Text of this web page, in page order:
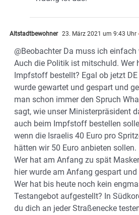
Altstadtbewohner 23. März 2021 um 9:43 Uhr
@Beobachter Da muss ich einfach
Auch die Politik ist mitschuld. Wer
Impfstoff bestellt? Egal ob jetzt DE
wurde gewartet und gespart und
man schon immer den Spruch
sagt, wie unser Ministerpräsident
auch beim Impfstoff bestellen
wenn die Israelis 40 Euro pro
hätten wir 50 Euro anbieten sollen.
Wer hat am Anfang zu spät
hier wurde am Anfang gespart
Wer hat bis heute noch kein
Testangebot aufgestellt? In
du dich an jeder Straßenecke